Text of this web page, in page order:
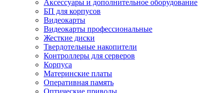
Аксессуары и дополнительное оборудование
БП для корпусов
Видеокарты
Видеокарты профессиональные
Жесткие диски
Твердотельные накопители
Контроллеры для серверов
Корпуса
Материнские платы
Оперативная память